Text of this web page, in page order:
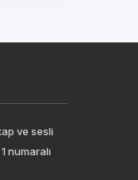
ve sesli
numaralı